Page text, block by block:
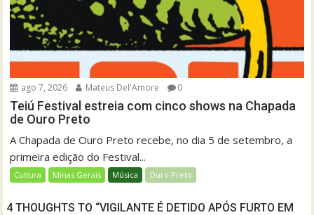
ago 7, 2026 Mateus Del'Amore 0
Teiú Festival estreia com cinco shows na Chapada
de Ouro Preto
A Chapada de Ouro Preto recebe, no dia 5 de setembro, a
primeira edição do Festival...
Cultura Minas Gerais Música Ouro Preto
4 THOUGHTS TO “VIGILANTE É DETIDO APÓS FURTO EM